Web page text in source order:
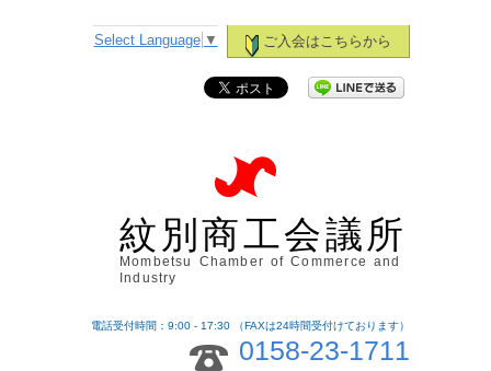
ご入会はこちらから
Select Language ▼
紋別商工会議所
Mombetsu Chamber of Commerce and
Industry
電話受付時間：9:00 - 17:30 （FAXは24時間受付けております）
0158-23-1711